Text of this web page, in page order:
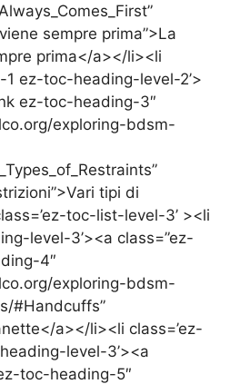
sempre prima”>La
prima</a></li><li
1 ez-toc-heading-level-2’>
ez-toc-heading-3″
exploring-bdsm-
tipi di
toc-list-level-3’ ><li
level-3’><a class=”ez-
4″
exploring-bdsm-
#Handcuffs”
a></li><li class=’ez-
level-3’><a
toc-heading-5″